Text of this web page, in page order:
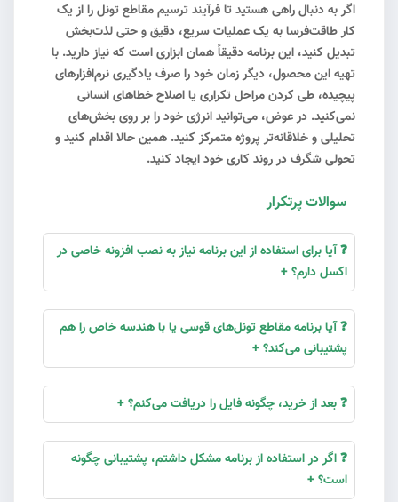
اگر به دنبال راهی هستید تا فرآیند ترسیم مقاطع تونل را از یک
کار طاقت‌فرسا به یک عملیات سریع، دقیق و حتی لذت‌بخش
تبدیل کنید، این برنامه دقیقاً همان ابزاری است که نیاز دارید. با
تهیه این محصول، دیگر زمان خود را صرف یادگیری نرم‌افزارهای
پیچیده، طی کردن مراحل تکراری یا اصلاح خطاهای انسانی
نمی‌کنید. در عوض، می‌توانید انرژی خود را بر روی بخش‌های
تحلیلی و خلاقانه‌تر پروژه متمرکز کنید. همین حالا اقدام کنید و
تحولی شگرف در روند کاری خود ایجاد کنید.
سوالات پرتکرار
❓ آیا برای استفاده از این برنامه نیاز به نصب افزونه خاصی در
اکسل دارم؟ +
❓ آیا برنامه مقاطع تونل‌های قوسی یا با هندسه خاص را هم
پشتیبانی می‌کند؟ +
❓ بعد از خرید، چگونه فایل را دریافت می‌کنم؟ +
❓ اگر در استفاده از برنامه مشکل داشتم، پشتیبانی چگونه
است؟ +